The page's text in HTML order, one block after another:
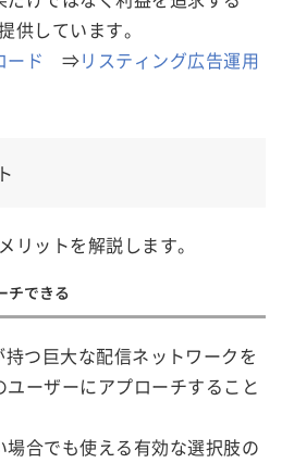
供しています。
ード ⇒リスティング広告運用
リットを解説します。
チできる
つ巨大な配信ネットワークを
ーザーにアプローチすること
合でも使える有効な選択肢の